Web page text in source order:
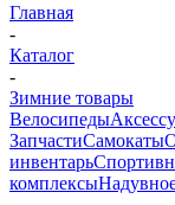
Главная
-
Каталог
-
Зимние товары
Велосипеды
ЗапчастиСамокаты
инвентарь
комплексы